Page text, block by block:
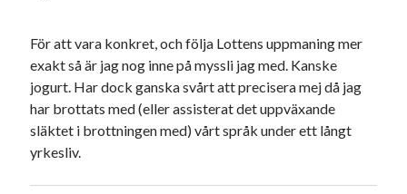
För att vara konkret, och följa Lottens uppmaning mer
exakt så är jag nog inne på myssli jag med. Kanske
jogurt. Har dock ganska svårt att precisera mej då jag
har brottats med (eller assisterat det uppväxande
släktet i brottningen med) vårt språk under ett långt
yrkesliv.